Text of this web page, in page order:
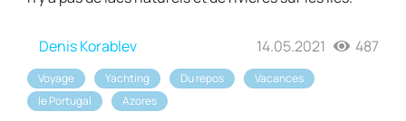
Denis Korablev 14.05.2021 487
Voyage Yachting Du repos
Vacances
le Portugal
Azores